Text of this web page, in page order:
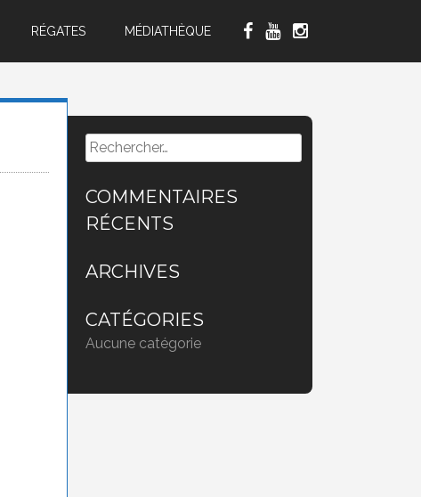
RÉGATES MÉDIATHÈQUE
Rechercher :
COMMENTAIRES
RÉCENTS
ARCHIVES
CATÉGORIES
Aucune catégorie